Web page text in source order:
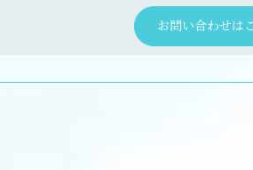
お問い合わせは